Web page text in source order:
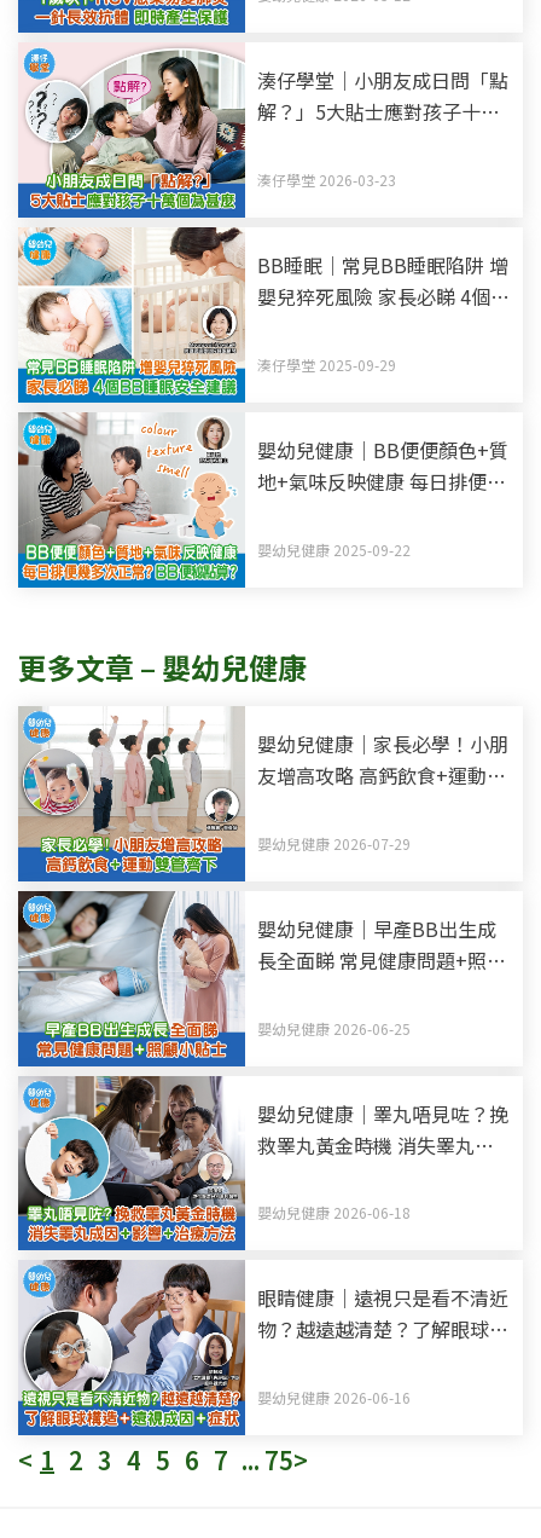
湊仔學堂｜小朋友成日問「點
解？」5大貼士應對孩子十萬
湊仔學堂 2026-03-23
BB睡眠｜常見BB睡眠陷阱 增
嬰兒猝死風險 家長必睇 4個
湊仔學堂 2025-09-29
嬰幼兒健康｜BB便便顏色+質
地+氣味反映健康 每日排便幾
嬰幼兒健康 2025-09-22
更多文章 – 嬰幼兒健康
嬰幼兒健康｜家長必學！小朋
友增高攻略 高鈣飲食+運動雙
嬰幼兒健康 2026-07-29
嬰幼兒健康｜早產BB出生成
長全面睇 常見健康問題+照顧
嬰幼兒健康 2026-06-25
嬰幼兒健康｜睪丸唔見咗？挽
救睪丸黃金時機 消失睪丸—
嬰幼兒健康 2026-06-18
眼睛健康｜遠視只是看不清近
物？越遠越清楚？了解眼球構
嬰幼兒健康 2026-06-16
< 1 2 3 4 5 6 7 ... 75>